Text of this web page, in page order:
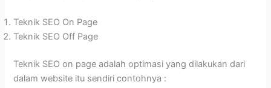
Teknik SEO On Page
Teknik SEO Off Page
Teknik SEO on page adalah optimasi yang dilakukan dari
dalam website itu sendiri contohnya :